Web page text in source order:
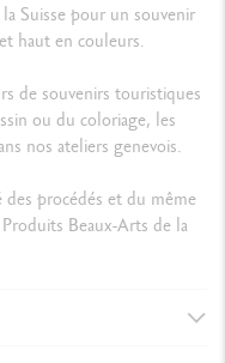
Suisse pour un souvenir
haut en couleurs.
de souvenirs touristiques
ou du coloriage, les
nos ateliers genevois.
procédés et du même
Beaux-Arts de la